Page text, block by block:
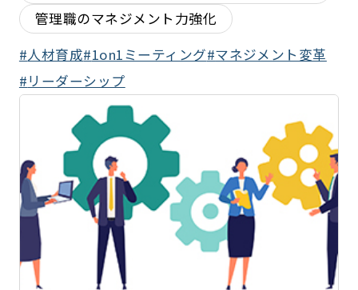
管理職のマネジメント力強化
人材育成 1on1ミーティング マネジメント変革
リーダーシップ